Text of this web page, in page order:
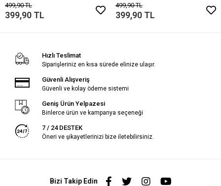
Minderi Ayı
499,90 TL
399,90 TL
Minderi Kaplan
499,90 TL
399,90 TL
Hızlı Teslimat
Siparişleriniz en kısa sürede elinize ulaşır.
Güvenli Alışveriş
Güvenli ve kolay ödeme sistemi
Geniş Ürün Yelpazesi
Binlerce ürün ve kampanya seçeneği
7 / 24 DESTEK
Öneri ve şikayetlerinizi bize iletebilirsiniz.
Bizi Takip Edin